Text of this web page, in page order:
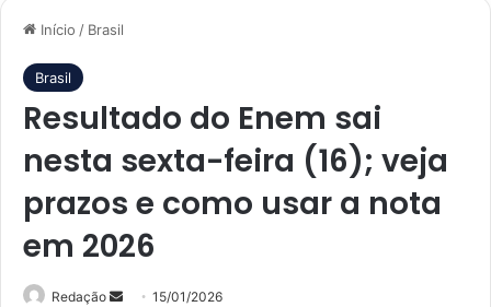
Início / Brasil
Brasil
Resultado do Enem sai
nesta sexta-feira (16); veja
prazos e como usar a nota
em 2026
Redação
Mande15/01/2026